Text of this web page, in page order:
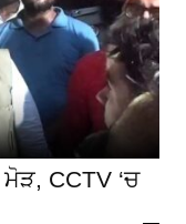
CCTV ‘ਚ